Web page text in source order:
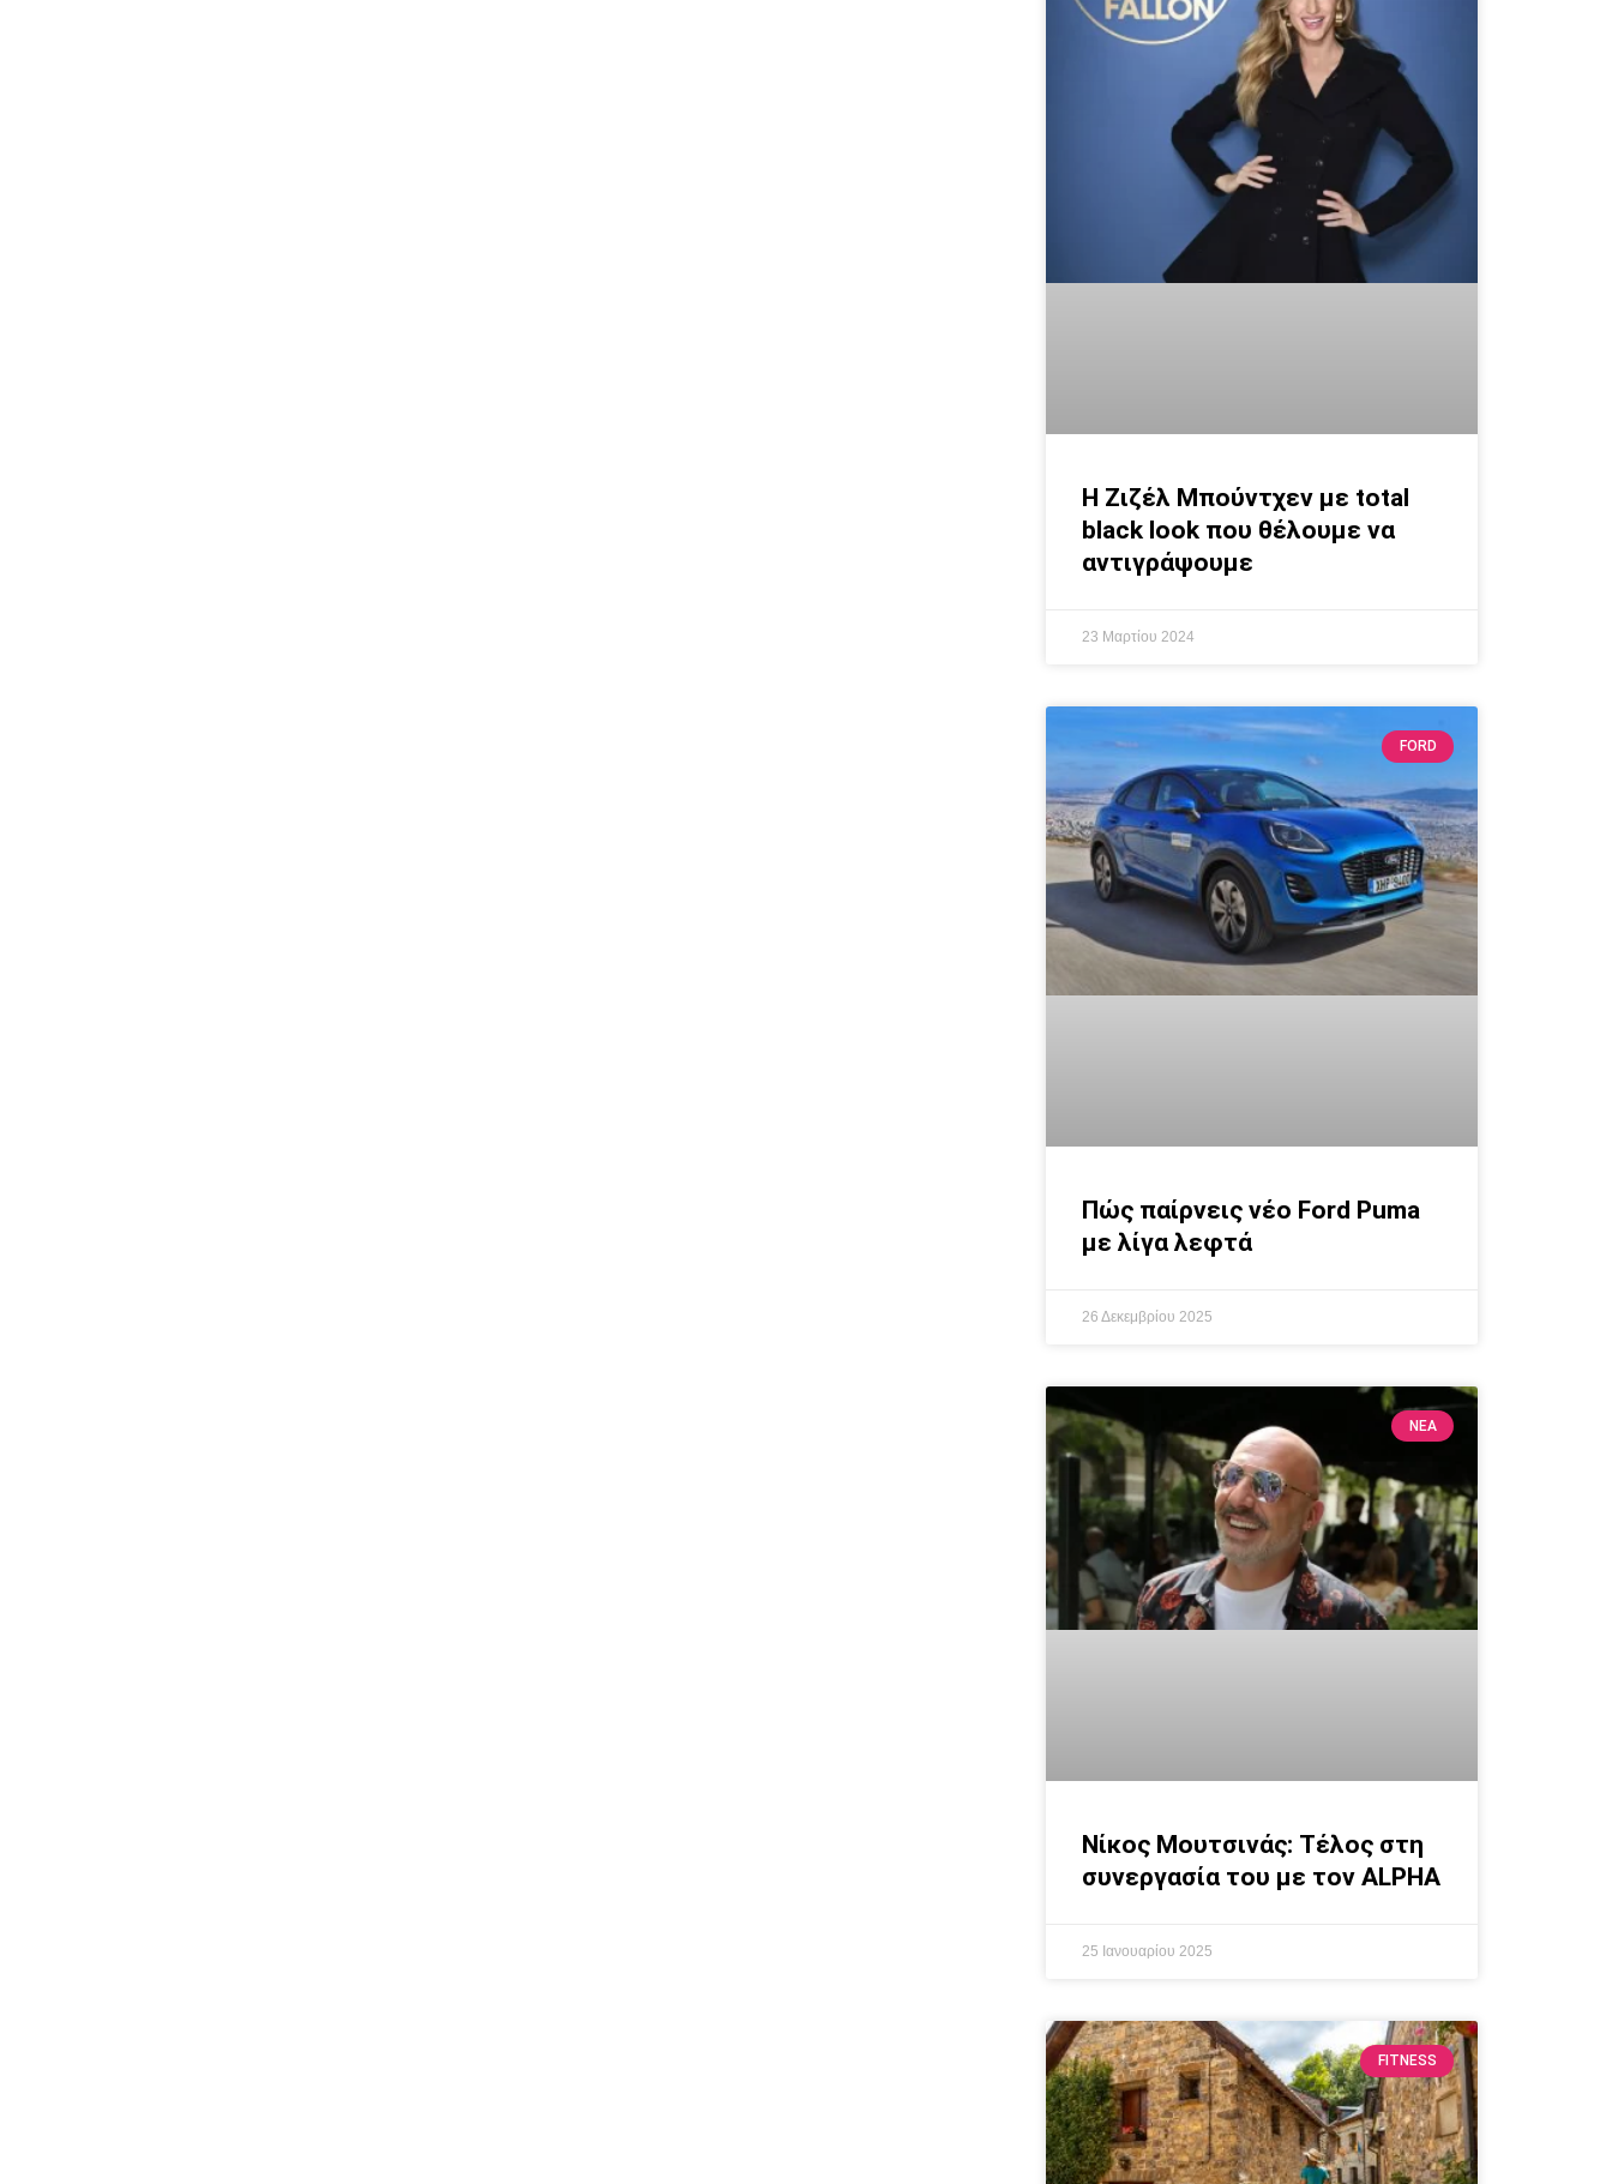
Η Ζιζέλ Μπούντχεν με total
black look που θέλουμε να
αντιγράψουμε
23 Μαρτίου 2024
FORD
Πώς παίρνεις νέο Ford Puma
με λίγα λεφτά
26 Δεκεμβρίου 2025
ΝΕΑ
Νίκος Μουτσινάς: Τέλος στη
συνεργασία του με τον ALPHA
25 Ιανουαρίου 2025
FITNESS